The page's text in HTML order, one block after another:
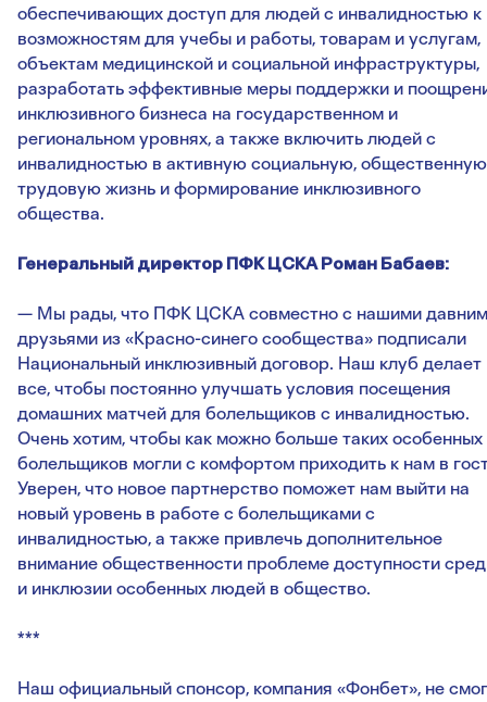
обеспечивающих доступ для людей с инвалидностью к
возможностям для учебы и работы, товарам и услугам,
объектам медицинской и социальной инфраструктуры,
разработать эффективные меры поддержки и
инклюзивного бизнеса на государственном и
региональном уровнях, а также включить людей с
инвалидностью в активную социальную,
трудовую жизнь и формирование инклюзивного
общества.
Генеральный директор ПФК ЦСКА Роман Бабаев:
— Мы рады, что ПФК ЦСКА совместно с нашими
друзьями из «Красно-синего сообщества» подписали
Национальный инклюзивный договор. Наш клуб делает
все, чтобы постоянно улучшать условия посещения
домашних матчей для болельщиков с инвалидностью.
Очень хотим, чтобы как можно больше таких особенных
болельщиков могли с комфортом приходить к нам в
Уверен, что новое партнерство поможет нам выйти на
новый уровень в работе с болельщиками с
инвалидностью, а также привлечь дополнительное
внимание общественности проблеме доступности
и инклюзии особенных людей в общество.
***
Наш официальный спонсор, компания «Фонбет», не смог